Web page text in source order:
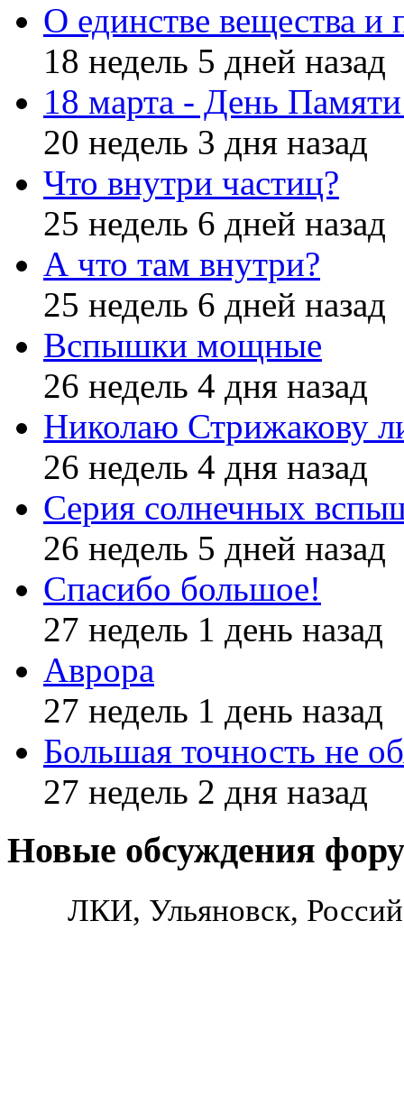
О единстве вещества и
18 недель 5 дней назад
18 марта - День
20 недель 3 дня назад
Что внутри частиц?
25 недель 6 дней назад
А что там внутри?
25 недель 6 дней назад
Вспышки мощные
26 недель 4 дня назад
Николаю Стрижакову
26 недель 4 дня назад
Серия солнечных
26 недель 5 дней назад
Спасибо большое!
27 недель 1 день назад
Аврора
27 недель 1 день назад
Большая точность не
27 недель 2 дня назад
Новые обсуждения
ЛКИ, Ульяновск,